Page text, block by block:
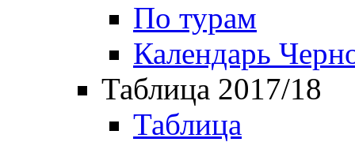
По турам
Календарь
Таблица 2017/18
Таблица